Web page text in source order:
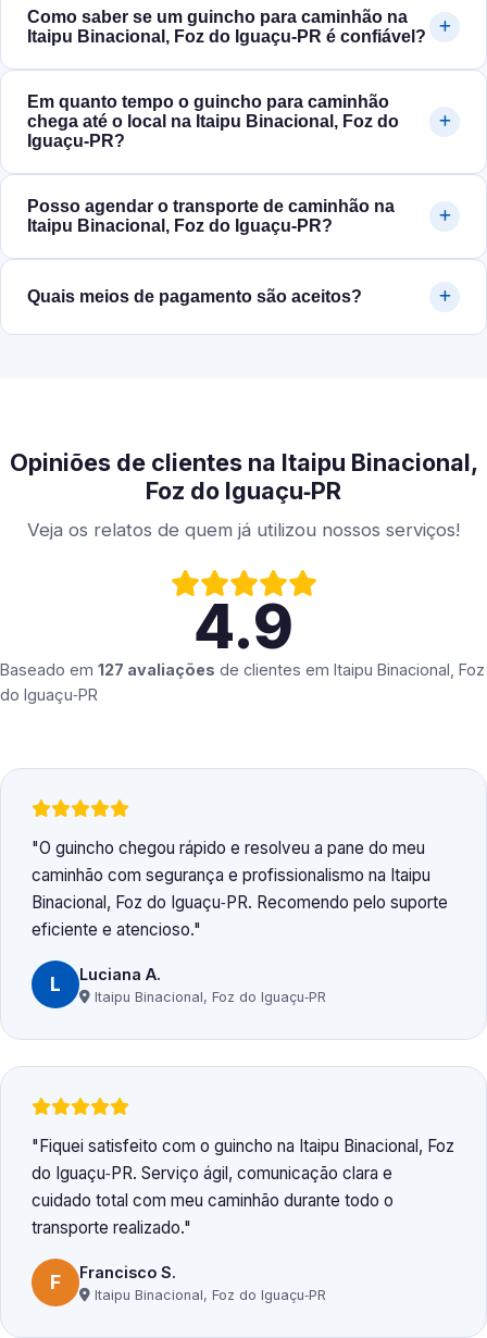
Como saber se um guincho para caminhão na
Itaipu Binacional, Foz do Iguaçu‑PR é confiável?
Em quanto tempo o guincho para caminhão
chega até o local na Itaipu Binacional, Foz do
Iguaçu‑PR?
Posso agendar o transporte de caminhão na
Itaipu Binacional, Foz do Iguaçu‑PR?
Quais meios de pagamento são aceitos?
Opiniões de clientes na Itaipu Binacional,
Foz do Iguaçu‑PR
Veja os relatos de quem já utilizou nossos serviços!
4.9
Baseado em 127 avaliações de clientes em Itaipu Binacional, Foz
do Iguaçu‑PR
O guincho chegou rápido e resolveu a pane do meu
caminhão com segurança e profissionalismo na Itaipu
Binacional, Foz do Iguaçu‑PR. Recomendo pelo suporte
eficiente e atencioso.
L Luciana A.
Itaipu Binacional, Foz do Iguaçu‑PR
Fiquei satisfeito com o guincho na Itaipu Binacional, Foz
do Iguaçu‑PR. Serviço ágil, comunicação clara e
cuidado total com meu caminhão durante todo o
transporte realizado.
F Francisco S.
Itaipu Binacional, Foz do Iguaçu‑PR